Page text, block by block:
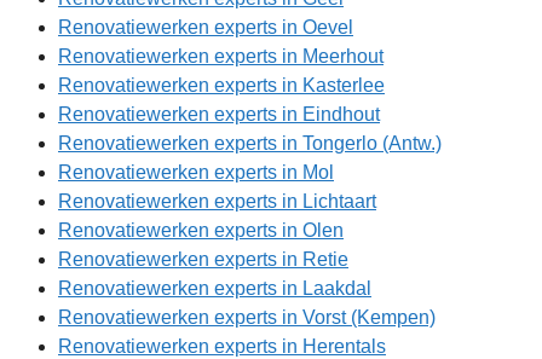
Renovatiewerken experts in Oevel
Renovatiewerken experts in Meerhout
Renovatiewerken experts in Kasterlee
Renovatiewerken experts in Eindhout
Renovatiewerken experts in Tongerlo (Antw.)
Renovatiewerken experts in Mol
Renovatiewerken experts in Lichtaart
Renovatiewerken experts in Olen
Renovatiewerken experts in Retie
Renovatiewerken experts in Laakdal
Renovatiewerken experts in Vorst (Kempen)
Renovatiewerken experts in Herentals